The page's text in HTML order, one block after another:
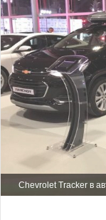
Chevrolet Tracker в